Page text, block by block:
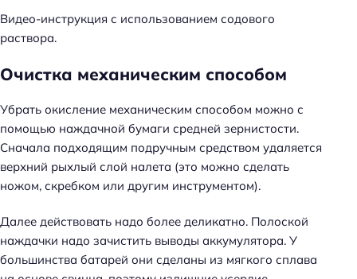
Видео-инструкция с использованием содового
раствора.
Очистка механическим способом
Убрать окисление механическим способом можно с
помощью наждачной бумаги средней зернистости.
Сначала подходящим подручным средством удаляется
верхний рыхлый слой налета (это можно сделать
ножом, скребком или другим инструментом).
Далее действовать надо более деликатно. Полоской
наждачки надо зачистить выводы аккумулятора. У
большинства батарей они сделаны из мягкого сплава